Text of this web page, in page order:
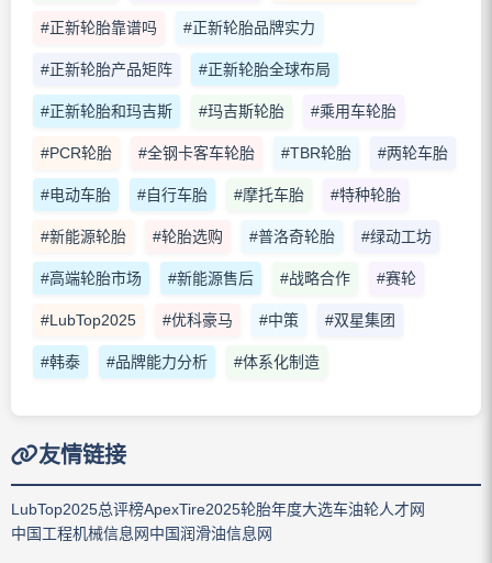
#正新轮胎靠谱吗 #正新轮胎品牌实力
#正新轮胎产品矩阵 #正新轮胎全球布局
#正新轮胎和玛吉斯 #玛吉斯轮胎 #乘用车轮胎
#PCR轮胎 #全钢卡客车轮胎 #TBR轮胎 #两轮车胎
#电动车胎 #自行车胎 #摩托车胎 #特种轮胎
#新能源轮胎 #轮胎选购 #普洛奇轮胎 #绿动工坊
#高端轮胎市场 #新能源售后 #战略合作 #赛轮
#LubTop2025 #优科豪马 #中策 #双星集团
#韩泰 #品牌能力分析 #体系化制造
友情链接
LubTop2025总评榜ApexTire2025轮胎年度大选车油轮人才网
中国工程机械信息网中国润滑油信息网